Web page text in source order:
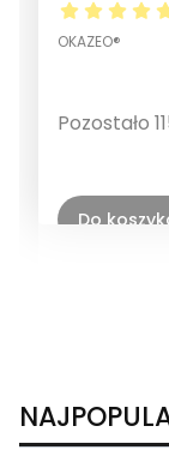
OKAZEO®
Pozostało
Do